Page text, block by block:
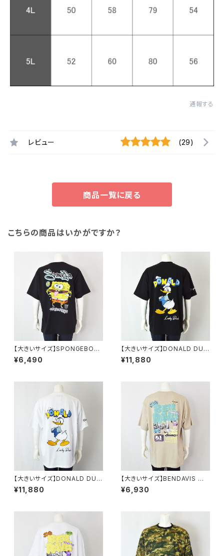
通報する
レビュー (29)
商品一覧に戻る
こちらの商品はいかがですか？
【大きいサイズ】SPONGEBOB
天竺プリント半袖Tシャツ｜メン
ズ 1278-6505 ブラック
¥6,490
【大きいサイズ】DONALD DUC
K半袖Tシャツ｜メンズ 1278-6
545 ブラック
¥11,880
【大きいサイズ】DONALD DUC
K半袖Tシャツ｜メンズ 1278-6
545 ホワイト
¥11,880
【大きいサイズ】BENDAVIS ベ
ン・デイビス｜接触冷感オーバ
ーラップ半袖Tシャツ｜メンズ 1
¥6,930